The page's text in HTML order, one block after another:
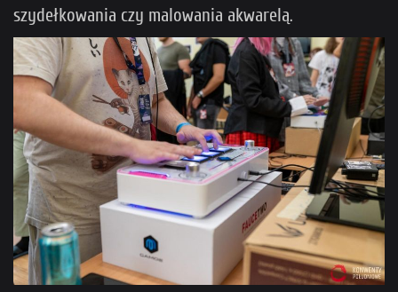
szydełkowania czy malowania akwarelą.